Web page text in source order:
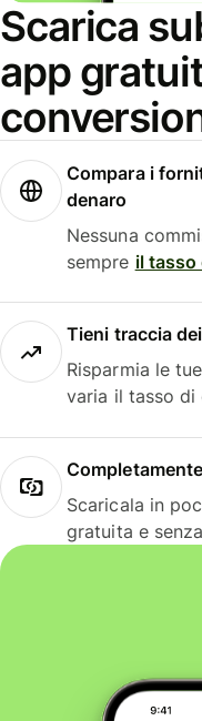
Scarica
app
Compara i
denaro
Nessuna
sempre il tasso
Tieni traccia
Risparmia le
varia il tasso di
Scaricala in
gratuita e